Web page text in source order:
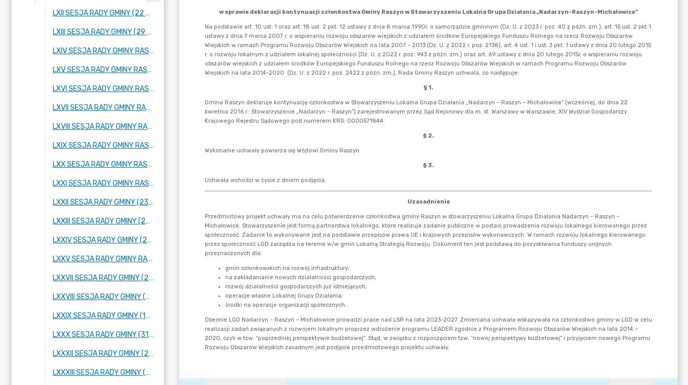
LXII SESJA RADY GMINY (22 WRZEŚNIA 2022 ROKU)
LXIII SESJA RADY GMINY (29 WRZEŚNIA 2022 ROKU)
LXIV SESJA RADY GMINY RASZYN (20 PAŹDZIERNIKA 2022 ROKU)
LXV SESJA RADY GMINY RASZYN (17 LISTOPADA 2022 ROKU)
LXVI SESJA RADY GMINY RASZYN (29 LISTOPADA 2022 ROKU)
LXVII SESJA RADY GMINY RASZYN (08 GRUDNIA 2022 ROKU)
LXVIII SESJA RADY GMINY RASZYN (21 GRUDNIA 2022 ROKU)
LXIX SESJA RADY GMINY RASZYN (29 GRUDNIA 2022 ROKU)
LXX SESJA RADY GMINY RASZYN (26 STYCZNIA 2023 R.)
LXXI SESJA RADY GMINY RASZYN (23 LUTEGO 2023 R.)
LXXII SESJA RADY GMINY (23 MARCA 2023 R.)
LXXIII SESJA RADY GMINY (27 KWIETNIA 2023 R.)
LXXIV SESJA RADY GMINY (25 MAJA 2023 R.)
LXXV SESJA RADY GMINY RASZYN (2 CZERWCA 2023 R.)
LXXVII SESJA RADY GMINY (28 CZERWCA 2023 R.)
LXXVIII SESJA RADY GMINY (06 LIPCA 2023 ROKU)
LXXIX SESJA RADY GMINY (10 SIERPNIA 2023 R.)
LXXX SESJA RADY GMINY (31 SIERPNIA 2023 R.)
LXXXII SESJA RADY GMINY (22 WRZEŚNIA 2023 R.)
LXXXIII SESJA RADY GMINY (29 WRZEŚNIA 2023 R.)